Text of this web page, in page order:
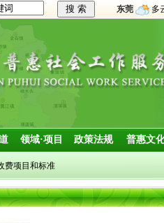
东莞 多
领域·项目 政策法规 普惠文
费项目和标准